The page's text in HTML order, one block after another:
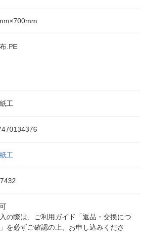
.PE
工
工
の際は、ご利用ガイド「返品・交換につ
を必ずご確認の上、お申し込みくださ